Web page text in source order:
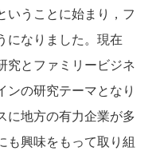
いうことに始まり，フ
になりました。現在
究とファミリービジネ
ンの研究テーマとなり
に地方の有力企業が多
も興味をもって取り組